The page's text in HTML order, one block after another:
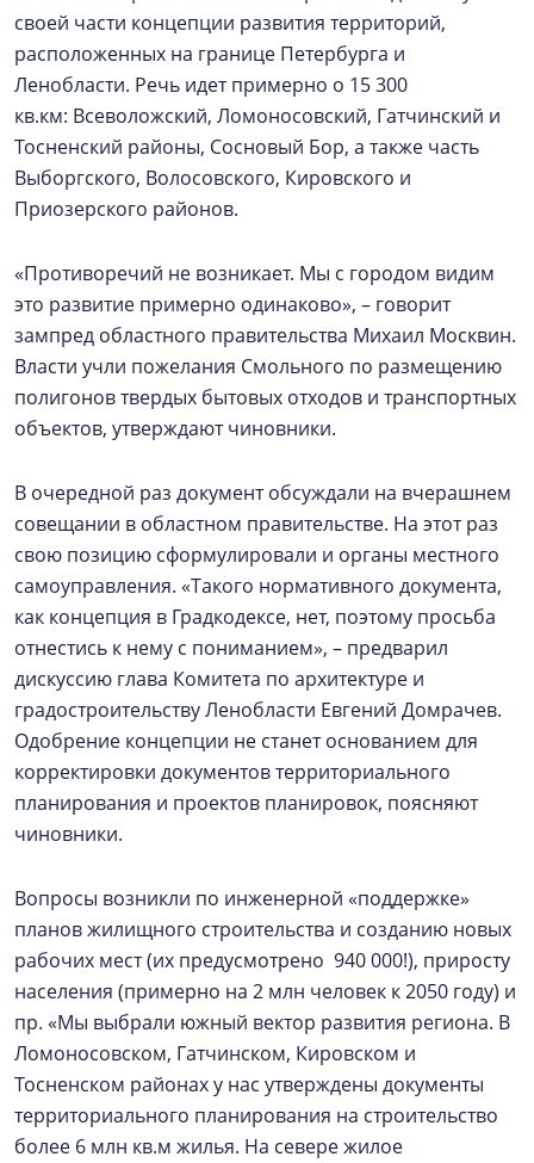
своей части концепции развития территорий,
расположенных на границе Петербурга и
Ленобласти. Речь идет примерно о 15 300
кв.км: Всеволожский, Ломоносовский, Гатчинский и
Тосненский районы, Сосновый Бор, а также часть
Выборгского, Волосовского, Кировского и
Приозерского районов.
«Противоречий не возникает. Мы с городом видим
это развитие примерно одинаково», – говорит
зампред областного правительства Михаил Москвин.
Власти учли пожелания Смольного по размещению
полигонов твердых бытовых отходов и транспортных
объектов, утверждают чиновники.
В очередной раз документ обсуждали на вчерашнем
совещании в областном правительстве. На этот раз
свою позицию сформулировали и органы местного
самоуправления. «Такого нормативного документа,
как концепция в Градкодексе, нет, поэтому просьба
отнестись к нему с пониманием», – предварил
дискуссию глава Комитета по архитектуре и
градостроительству Ленобласти Евгений Домрачев.
Одобрение концепции не станет основанием для
корректировки документов территориального
планирования и проектов планировок, поясняют
чиновники.
Вопросы возникли по инженерной «поддержке»
планов жилищного строительства и созданию новых
рабочих мест (их предусмотрено 940 000!), приросту
населения (примерно на 2 млн человек к 2050 году) и
пр. «Мы выбрали южный вектор развития региона. В
Ломоносовском, Гатчинском, Кировском и
Тосненском районах у нас утверждены документы
территориального планирования на строительство
более 6 млн кв.м жилья. На севере жилое